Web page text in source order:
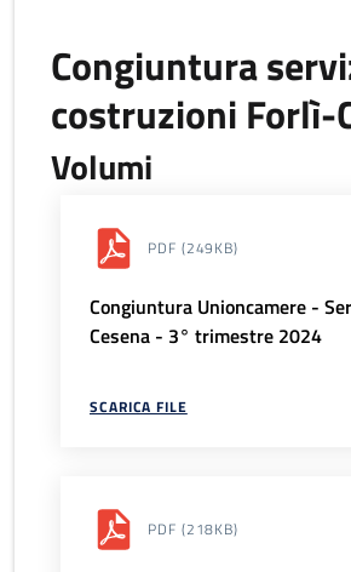
Congiuntura
costruzioni Forlì-
Volumi
PDF (249KB)
Congiuntura Unioncamere -
Cesena - 3° trimestre 2024
SCARICA FILE
PDF (218KB)